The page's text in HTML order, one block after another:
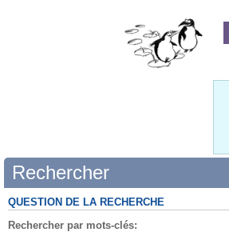
Rechercher
QUESTION DE LA RECHERCHE
Rechercher par mots-clés: